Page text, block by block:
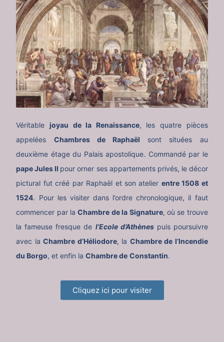
Véritable joyau de la Renaissance, les quatre pièces
appelées Chambres de Raphaël sont situées au
deuxième étage du Palais apostolique. Commandé par le
pape Jules II pour orner ses appartements privés, le décor
pictural fut créé par Raphaël et son atelier entre 1508 et
1524. Pour les visiter dans l’ordre chronologique, il faut
commencer par laChambre de la Signature, où se trouve
la fameuse fresque de l’Ecole d’Athènespuis poursuivre
avec laChambre d’Héliodore, la Chambre de l’Incendie
du Borgo, et enfin laChambre de Constantin.
Cliquez ici pour visiter